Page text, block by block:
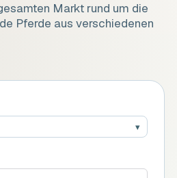
Markt rund um die
Pferde aus verschiedenen